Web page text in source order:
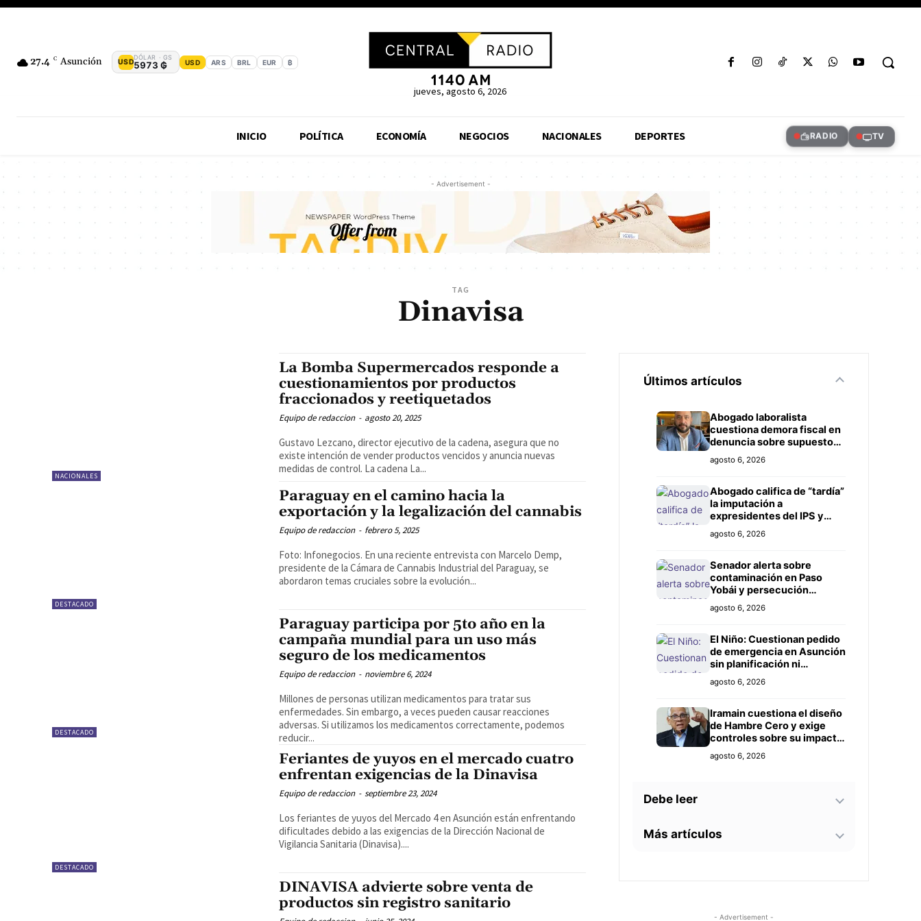
27.4 C Asunción USD
DÓLAR · GS
5973 ₲ USD ARS BRL EUR ₿
jueves, agosto 6, 2026
INICIO POLÍTICA ECONOMÍA NEGOCIOS NACIONALES DEPORTES RADIO TV
- Advertisement -
TAG
Dinavisa
NACIONALES
La Bomba Supermercados responde a
cuestionamientos por productos
fraccionados y reetiquetados
Equipo de redaccion - agosto 20, 2025
Gustavo Lezcano, director ejecutivo de la cadena, asegura que no
existe intención de vender productos vencidos y anuncia nuevas
medidas de control. La cadena La...
DESTACADO
Paraguay en el camino hacia la
exportación y la legalización del cannabis
Equipo de redaccion - febrero 5, 2025
Foto: Infonegocios. En una reciente entrevista con Marcelo Demp,
presidente de la Cámara de Cannabis Industrial del Paraguay, se
abordaron temas cruciales sobre la evolución...
DESTACADO
Paraguay participa por 5to año en la
campaña mundial para un uso más
seguro de los medicamentos
Equipo de redaccion - noviembre 6, 2024
Millones de personas utilizan medicamentos para tratar sus
enfermedades. Sin embargo, a veces pueden causar reacciones
adversas. Si utilizamos los medicamentos correctamente, podemos
reducir...
DESTACADO
Feriantes de yuyos en el mercado cuatro
enfrentan exigencias de la Dinavisa
Equipo de redaccion - septiembre 23, 2024
Los feriantes de yuyos del Mercado 4 en Asunción están enfrentando
dificultades debido a las exigencias de la Dirección Nacional de
Vigilancia Sanitaria (Dinavisa)....
DINAVISA advierte sobre venta de
productos sin registro sanitario
Últimos artículos
Abogado laboralista
cuestiona demora fiscal en
denuncia sobre supuesto
título falso
agosto 6, 2026
Abogado califica de “tardía”
la imputación a
expresidentes del IPS y
exige investigación más
amplia
agosto 6, 2026
Senador alerta sobre
contaminación en Paso
Yobái y persecución
política contra Miguel
Prieto
agosto 6, 2026
El Niño: Cuestionan pedido
de emergencia en Asunción
sin planificación ni
controles claros
agosto 6, 2026
Iramain cuestiona el diseño
de Hambre Cero y exige
controles sobre su impacto
agosto 6, 2026
Debe leer
Bomberos advierten sobre
Más artículos
agosto 5, 2026
- Advertisement -